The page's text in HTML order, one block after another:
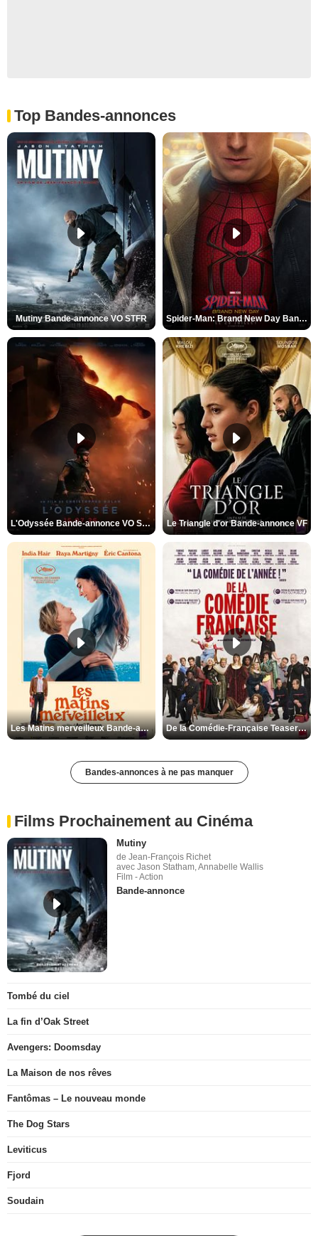
Top Bandes-annonces
Mutiny Bande-annonce VO STFR Spider-Man: Brand New Day Bande-annonce VO STFR
L'Odyssée Bande-annonce VO STFR Le Triangle d'or Bande-annonce VF
Les Matins merveilleux Bande-annonce VF De la Comédie-Française Teaser VF
Bandes-annonces à ne pas manquer
Films Prochainement au Cinéma
Mutiny
de Jean-François Richet
avec Jason Statham, Annabelle Wallis
Film - Action
Bande-annonce
Tombé du ciel
La fin d’Oak Street
Avengers: Doomsday
La Maison de nos rêves
Fantômas – Le nouveau monde
The Dog Stars
Leviticus
Fjord
Soudain